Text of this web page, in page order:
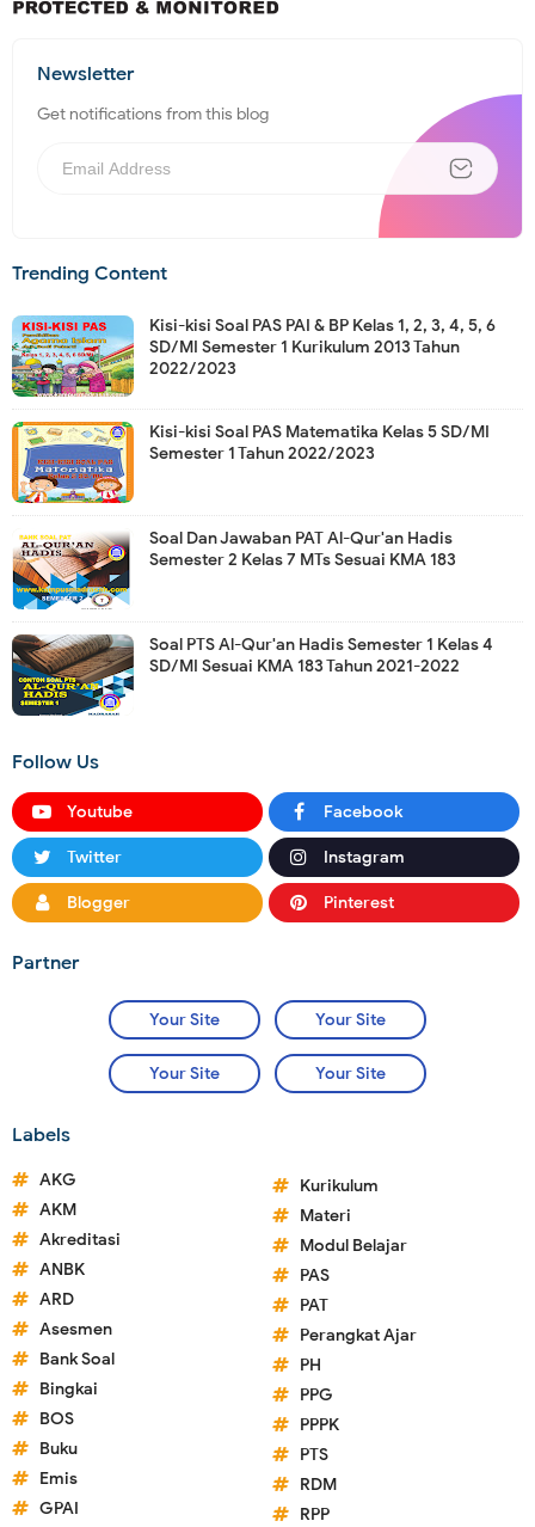
Newsletter
Get notifications from this blog
Trending Content
Kisi-kisi Soal PAS PAI & BP Kelas 1, 2, 3, 4, 5, 6
SD/MI Semester 1 Kurikulum 2013 Tahun
2022/2023
Kisi-kisi Soal PAS Matematika Kelas 5 SD/MI
Semester 1 Tahun 2022/2023
Soal Dan Jawaban PAT Al-Qur'an Hadis
Semester 2 Kelas 7 MTs Sesuai KMA 183
Soal PTS Al-Qur'an Hadis Semester 1 Kelas 4
SD/MI Sesuai KMA 183 Tahun 2021-2022
Follow Us
Youtube Facebook
Twitter Instagram
Blogger Pinterest
Partner
Your Site Your Site
Your Site Your Site
Labels
AKG
AKM
Akreditasi
ANBK
ARD
Asesmen
Bank Soal
Bingkai
BOS
Buku
Emis
GPAI
Kurikulum
Materi
Modul Belajar
PAS
PAT
Perangkat Ajar
PH
PPG
PPPK
PTS
RDM
RPP